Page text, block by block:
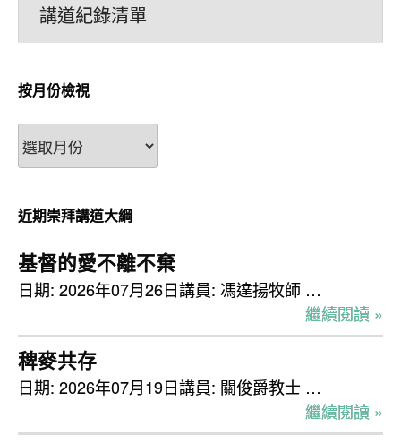
講道紀錄清單
按月份檢視
按
月
檢
視
近期崇拜講道大綱
基督的愛不離不棄
日期: 2026年07月26日講員: 馮達揚牧師 …
繼續閱讀 »
稗麥共存
日期: 2026年07月19日講員: 關俊爵教士 …
繼續閱讀 »